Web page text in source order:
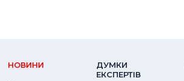
НОВИНИ
ДУМКИ
ЕКСПЕРТIВ